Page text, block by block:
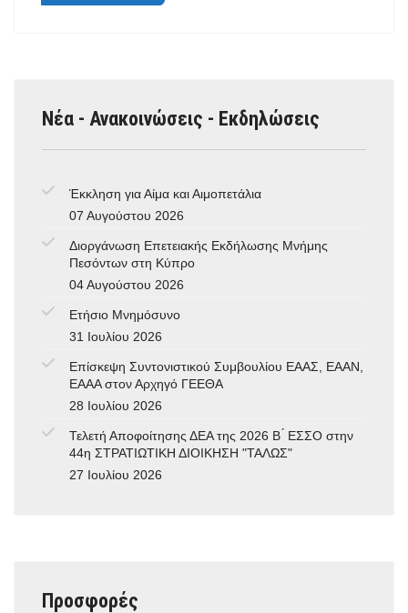
Νέα - Ανακοινώσεις - Εκδηλώσεις
Έκκληση για Αίμα και Αιμοπετάλια
07 Αυγούστου 2026
Διοργάνωση Επετειακής Εκδήλωσης Μνήμης
Πεσόντων στη Κύπρο
04 Αυγούστου 2026
Ετήσιο Μνημόσυνο
31 Ιουλίου 2026
Επίσκεψη Συντονιστικού Συμβουλίου ΕΑΑΣ, ΕΑΑΝ,
ΕΑΑΑ στον Αρχηγό ΓΕΕΘΑ
28 Ιουλίου 2026
Τελετή Αποφοίτησης ΔΕΑ της 2026 Β ́ ΕΣΣΟ στην
44η ΣΤΡΑΤΙΩΤΙΚΗ ΔΙΟΙΚΗΣΗ "ΤΑΛΩΣ"
27 Ιουλίου 2026
Προσφορές